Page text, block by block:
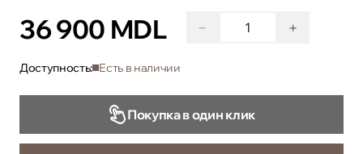
36 900 MDL − +
Доступность: Есть в наличии
Покупка в один клик